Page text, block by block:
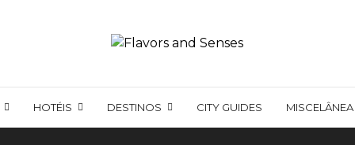
HOTÉIS DESTINOS CITY GUIDES MISCELÂNEA